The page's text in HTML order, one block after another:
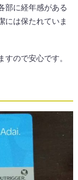
部に経年感がある
には保たれていま
ので安心です。